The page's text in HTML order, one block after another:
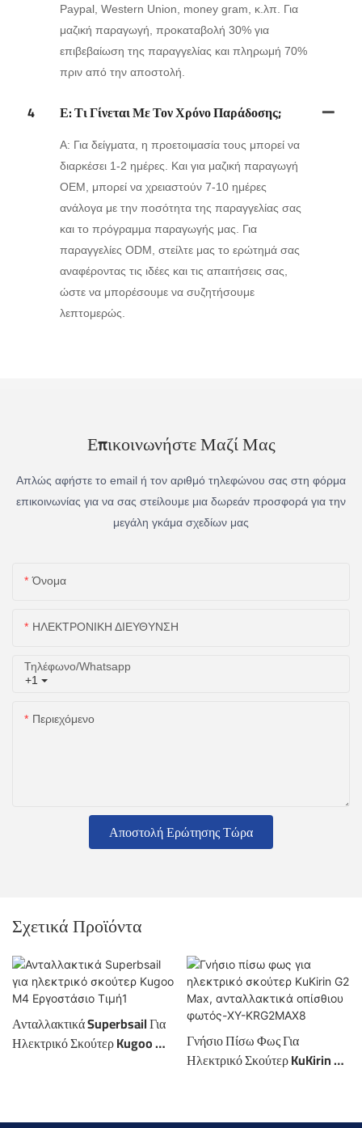
Paypal, Western Union, money gram, κ.λπ. Για
μαζική παραγωγή, προκαταβολή 30% για
επιβεβαίωση της παραγγελίας και πληρωμή 70%
πριν από την αποστολή.
4 Ε: Τι Γίνεται Με Τον Χρόνο Παράδοσης;
Α: Για δείγματα, η προετοιμασία τους μπορεί να
διαρκέσει 1-2 ημέρες. Και για μαζική παραγωγή
OEM, μπορεί να χρειαστούν 7-10 ημέρες
ανάλογα με την ποσότητα της παραγγελίας σας
και το πρόγραμμα παραγωγής μας. Για
παραγγελίες ODM, στείλτε μας το ερώτημά σας
αναφέροντας τις ιδέες και τις απαιτήσεις σας,
ώστε να μπορέσουμε να συζητήσουμε
λεπτομερώς.
Επικοινωνήστε Μαζί Μας
Απλώς αφήστε το email ή τον αριθμό τηλεφώνου σας στη φόρμα
επικοινωνίας για να σας στείλουμε μια δωρεάν προσφορά για την
μεγάλη γκάμα σχεδίων μας
Όνομα
ΗΛΕΚΤΡΟΝΙΚΗ ΔΙΕΥΘΥΝΣΗ
+1
Τηλέφωνο/whatsapp
Περιεχόμενο
Αποστολή Ερώτησης Τώρα
Σχετικά Προϊόντα
Ανταλλακτικά Superbsail Για
Ηλεκτρικό Σκούτερ Kugoo M4
Γνήσιο Πίσω Φως Για
Ηλεκτρικό Σκούτερ KuKirin G2